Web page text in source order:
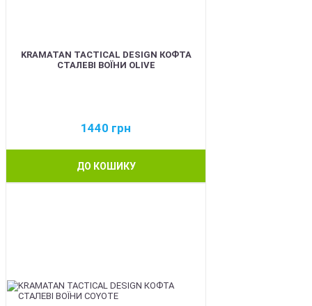
KRAMATAN TACTICAL DESIGN КОФТА
СТАЛЕВІ ВОЇНИ OLIVE
1440 грн
ДО КОШИКУ